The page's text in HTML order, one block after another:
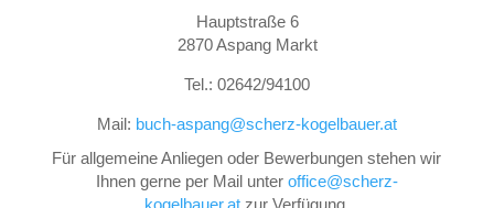
Hauptstraße 6
2870 Aspang Markt
Tel.: 02642/94100
Mail: buch-aspang@scherz-kogelbauer.at
Für allgemeine Anliegen oder Bewerbungen stehen wir
Ihnen gerne per Mail unter office@scherz-
kogelbauer.atzur Verfügung.